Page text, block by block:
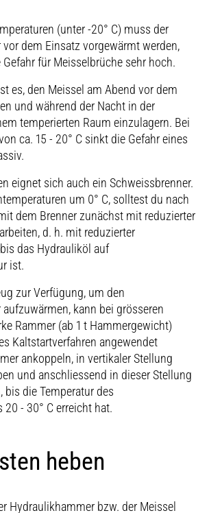
(unter -20° C) muss der
dem Einsatz vorgewärmt werden,
für Meisselbrüche sehr hoch.
es, den Meissel am Abend vor dem
und während der Nacht in der
temperierten Raum einzulagern. Bei
ca. 15 - 20° C sinkt die Gefahr eines
eignet sich auch ein Schweissbrenner.
um 0° C, solltest du nach
dem Brenner zunächst mit reduzierter
d. h. mit reduzierter
das Hydrauliköl auf
ist.
zur Verfügung, um den
kann bei grösseren
Rammer (ab 1 t Hammergewicht)
Kaltstartverfahren angewendet
ankoppeln, in vertikaler Stellung
und anschliessend in dieser Stellung
bis die Temperatur des
- 30° C erreicht hat.
heben
Hydraulikhammer bzw. der Meissel